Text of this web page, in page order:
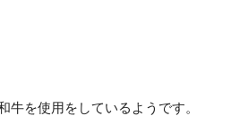
を使用をしているようです。